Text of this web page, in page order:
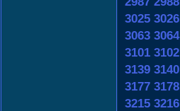
3025 3026
3063 3064
3101 3102
3139 3140
3177 3178
3215 3216